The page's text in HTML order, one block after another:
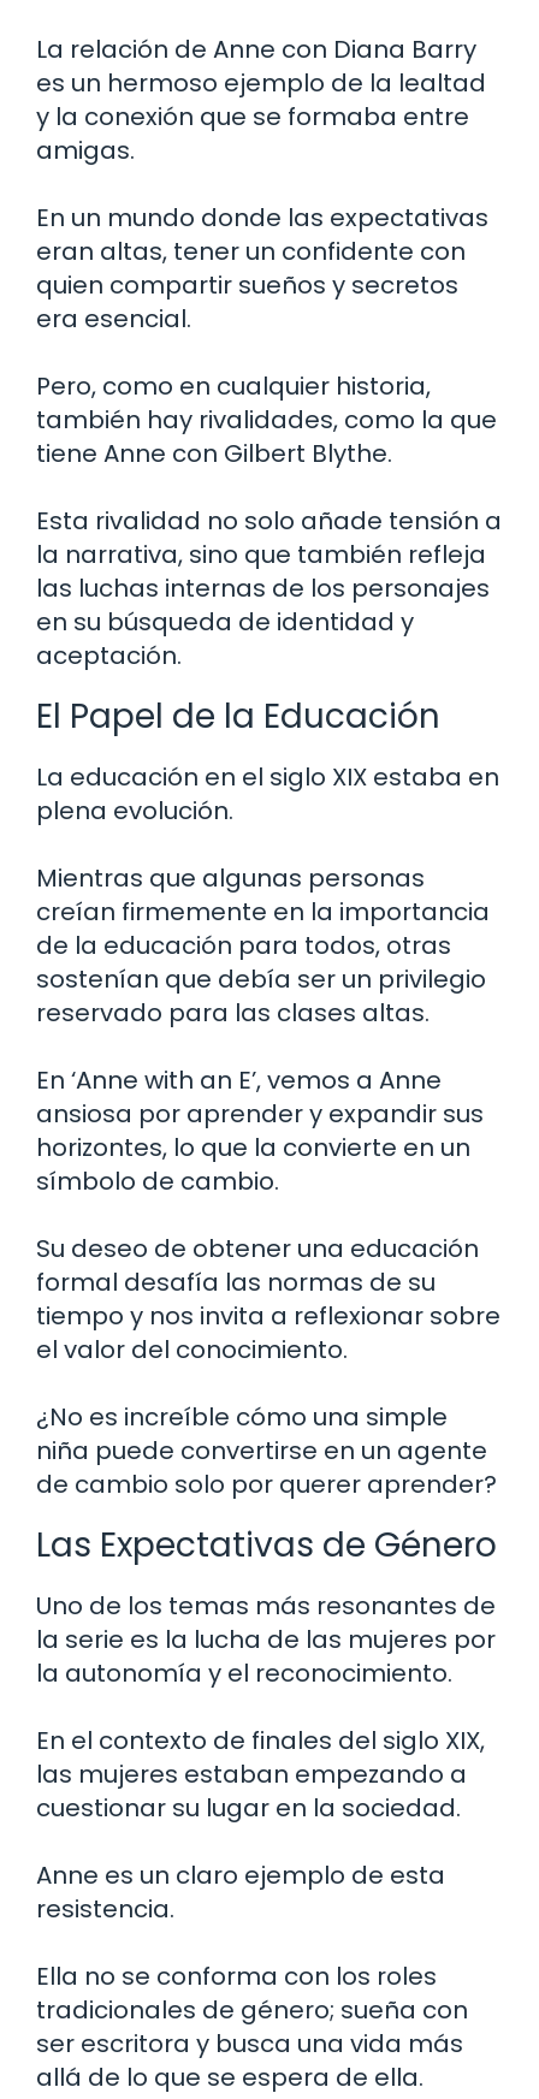
La relación de Anne con Diana Barry
es un hermoso ejemplo de la lealtad
y la conexión que se formaba entre
amigas.
En un mundo donde las expectativas
eran altas, tener un confidente con
quien compartir sueños y secretos
era esencial.
Pero, como en cualquier historia,
también hay rivalidades, como la que
tiene Anne con Gilbert Blythe.
Esta rivalidad no solo añade tensión a
la narrativa, sino que también refleja
las luchas internas de los personajes
en su búsqueda de identidad y
aceptación.
El Papel de la Educación
La educación en el siglo XIX estaba en
plena evolución.
Mientras que algunas personas
creían firmemente en la importancia
de la educación para todos, otras
sostenían que debía ser un privilegio
reservado para las clases altas.
En ‘Anne with an E’, vemos a Anne
ansiosa por aprender y expandir sus
horizontes, lo que la convierte en un
símbolo de cambio.
Su deseo de obtener una educación
formal desafía las normas de su
tiempo y nos invita a reflexionar sobre
el valor del conocimiento.
¿No es increíble cómo una simple
niña puede convertirse en un agente
de cambio solo por querer aprender?
Las Expectativas de Género
Uno de los temas más resonantes de
la serie es la lucha de las mujeres por
la autonomía y el reconocimiento.
En el contexto de finales del siglo XIX,
las mujeres estaban empezando a
cuestionar su lugar en la sociedad.
Anne es un claro ejemplo de esta
resistencia.
Ella no se conforma con los roles
tradicionales de género; sueña con
ser escritora y busca una vida más
allá de lo que se espera de ella.